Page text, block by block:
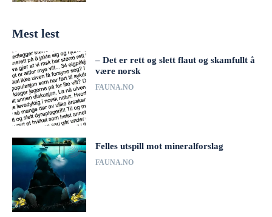
Mest lest
– Det er rett og slett flaut og skamfullt å
være norsk
FAUNA.NO
Felles utspill mot mineralforslag
FAUNA.NO